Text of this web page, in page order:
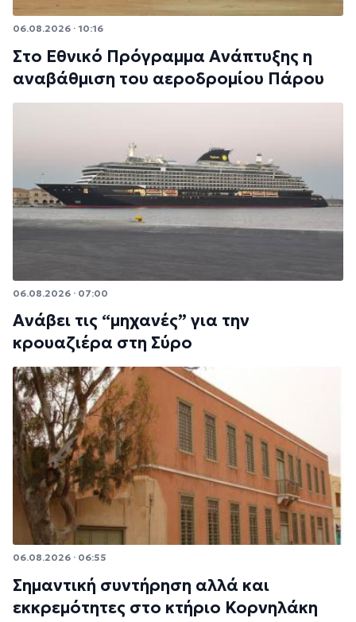
06.08.2026 · 10:16
Στο Εθνικό Πρόγραμμα Ανάπτυξης η
αναβάθμιση του αεροδρομίου Πάρου
06.08.2026 · 07:00
Ανάβει τις “μηχανές” για την
κρουαζιέρα στη Σύρο
06.08.2026 · 06:55
Σημαντική συντήρηση αλλά και
εκκρεμότητες στο κτήριο Κορνηλάκη